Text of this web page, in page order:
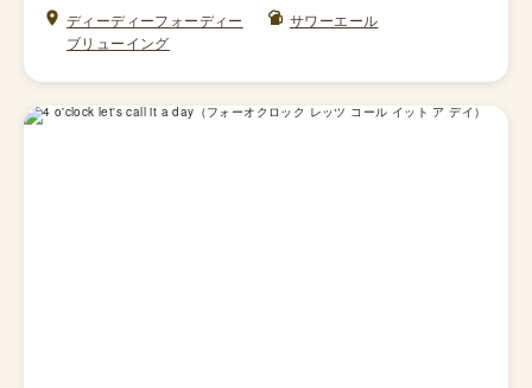
ディーディーフォーディー
ブリューイング
サワーエール